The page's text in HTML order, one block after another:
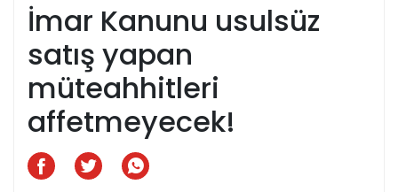
İmar Kanunu usulsüz
satış yapan
müteahhitleri
affetmeyecek!